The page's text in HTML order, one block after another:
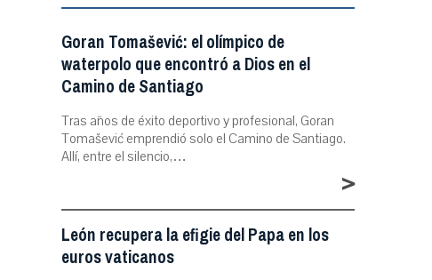
Goran Tomašević: el olímpico de
waterpolo que encontró a Dios en el
Camino de Santiago
Tras años de éxito deportivo y profesional, Goran
Tomašević emprendió solo el Camino de Santiago.
Allí, entre el silencio,…
>
León recupera la efigie del Papa en los
euros vaticanos